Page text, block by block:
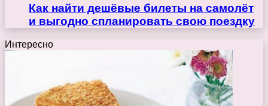
Как найти дешёвые билеты на самолёт
и выгодно спланировать свою поездку
Интересно